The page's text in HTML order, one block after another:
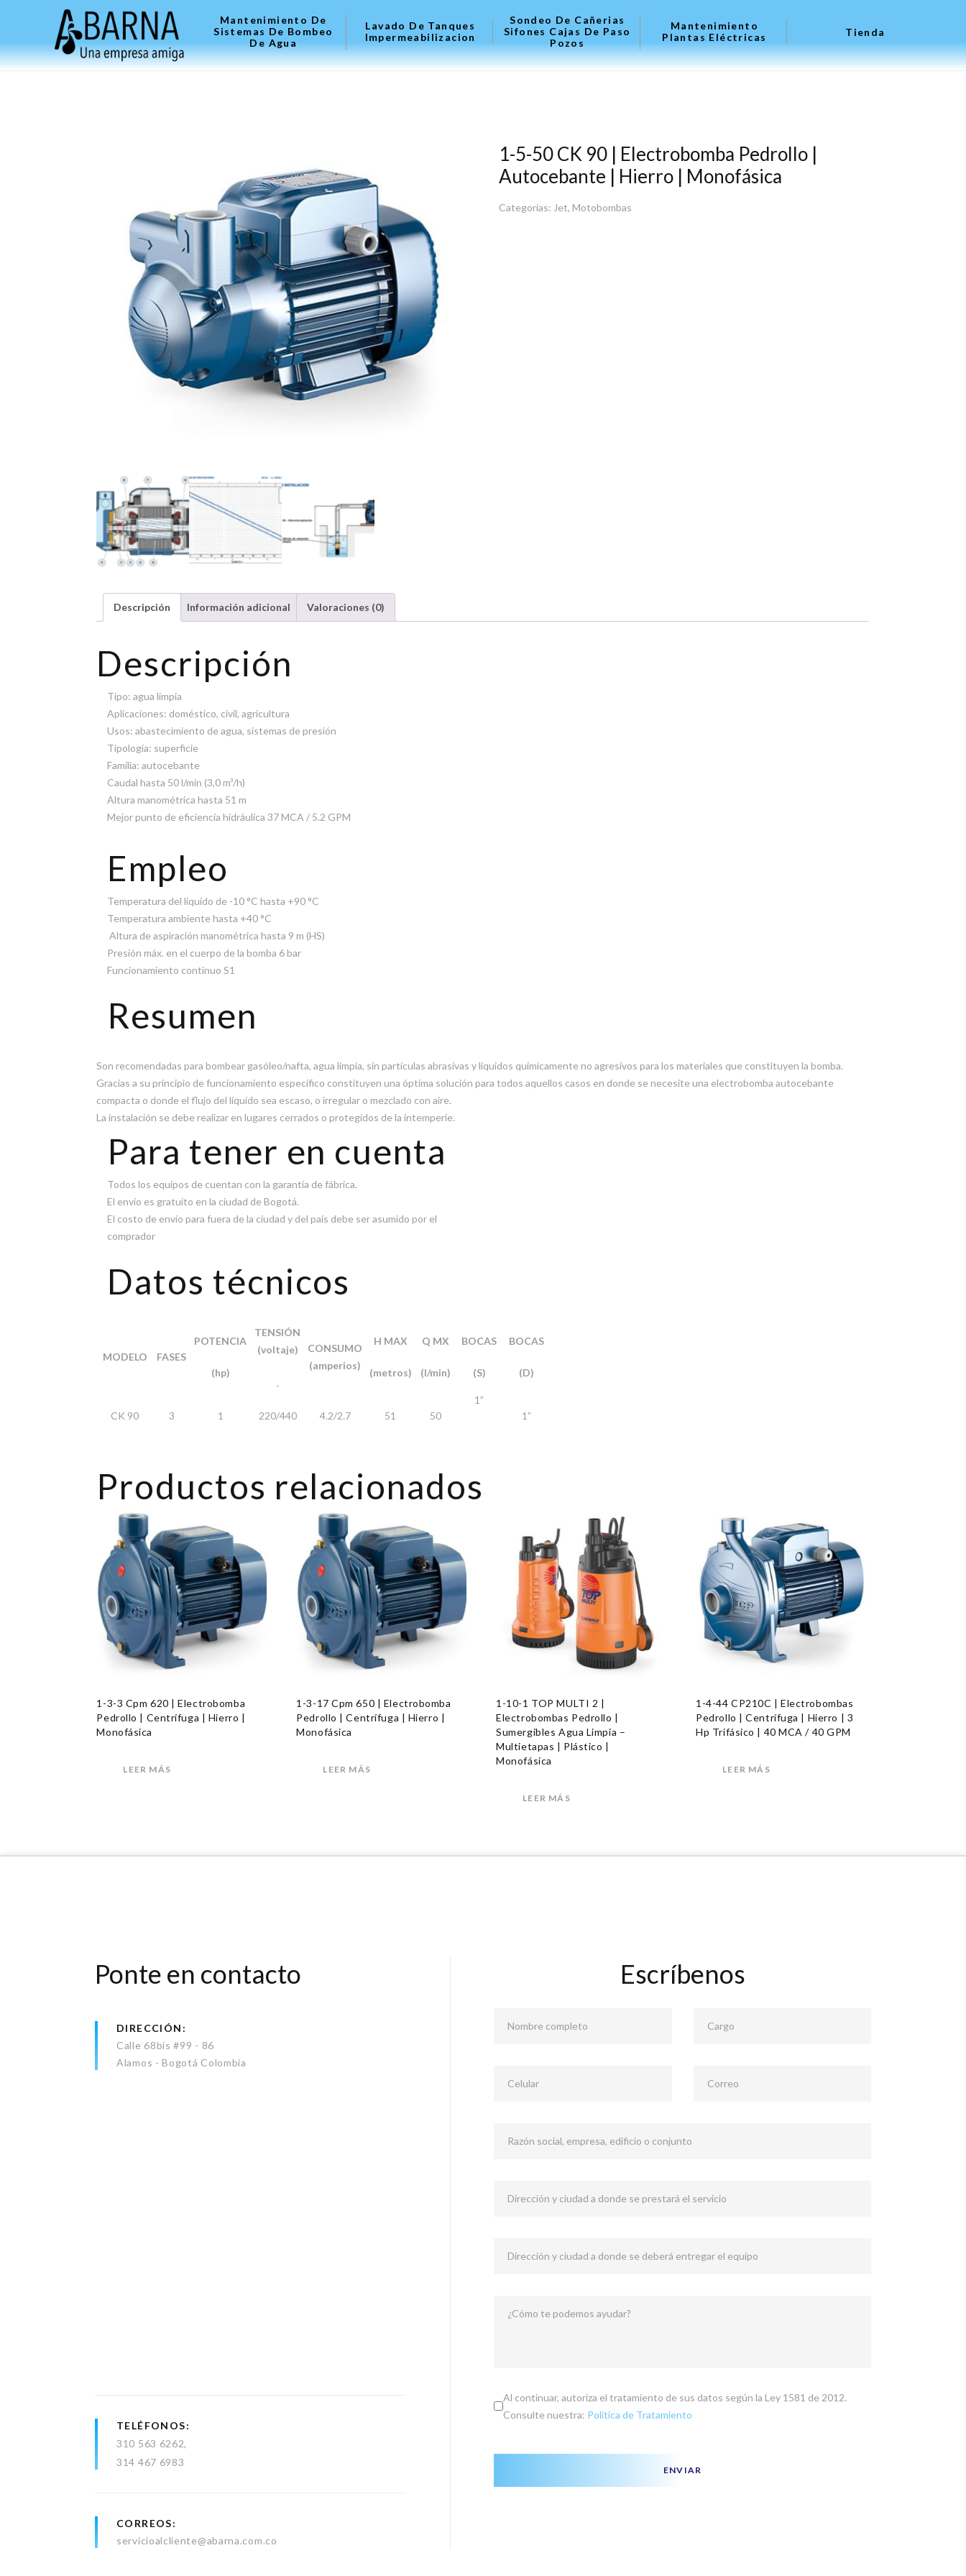
Mantenimiento De
Sistemas De Bombeo
De Agua
Lavado De Tanques
Impermeabilizacion
Sondeo De Cañerias
Sifones Cajas De Paso
Pozos
Mantenimiento
Plantas Eléctricas
Tienda
1-5-50 CK 90 | Electrobomba Pedrollo |
Autocebante | Hierro | Monofásica
Categorías: Jet, Motobombas
Descripción Información adicional Valoraciones (0)
Descripción
Tipo: agua limpia
Aplicaciones: doméstico, civil, agricultura
Usos: abastecimiento de agua, sistemas de presión
Tipología: superficie
Familia: autocebante
Caudal hasta 50 l/min (3,0 m³/h)
Altura manométrica hasta 51 m
Mejor punto de eficiencia hidráulica 37 MCA / 5.2 GPM
Empleo
Temperatura del líquido de -10 °C hasta +90 °C
Temperatura ambiente hasta +40 °C
Altura de aspiración manométrica hasta 9 m (HS)
Presión máx. en el cuerpo de la bomba 6 bar
Funcionamiento continuo S1
Resumen
Son recomendadas para bombear gasóleo/nafta, agua limpia, sin partículas abrasivas y líquidos químicamente no agresivos para los materiales que constituyen la bomba.
Gracias a su principio de funcionamiento específico constituyen una óptima solución para todos aquellos casos en donde se necesite una electrobomba autocebante
compacta o donde el flujo del líquido sea escaso, o irregular o mezclado con aire.
La instalación se debe realizar en lugares cerrados o protegidos de la intemperie.
Para tener en cuenta
Todos los equipos de cuentan con la garantía de fábrica.
El envío es gratuito en la ciudad de Bogotá.
El costo de envío para fuera de la ciudad y del país debe ser asumido por el
comprador
Datos técnicos
MODELO FASES
POTENCIA
(hp)
TENSIÓN
(voltaje)
CONSUMO
(amperios)
H MAX
(metros)
Q MX
(l/min)
BOCAS
(S)
BOCAS
(D)
CK 90 3 1 220/440 4.2/2.7 51 50
1”
1”
Productos relacionados
1-3-3 Cpm 620 | Electrobomba
Pedrollo | Centrífuga | Hierro |
Monofásica
LEER MÁS
1-3-17 Cpm 650 | Electrobomba
Pedrollo | Centrífuga | Hierro |
Monofásica
LEER MÁS
1-10-1 TOP MULTI 2 |
Electrobombas Pedrollo |
Sumergibles Agua Limpia –
Multietapas | Plástico |
Monofásica
LEER MÁS
1-4-44 CP210C | Electrobombas
Pedrollo | Centrífuga | Hierro | 3
Hp Trifásico | 40 MCA / 40 GPM
LEER MÁS
Ponte en contacto
DIRECCIÓN
Calle 68bis #99 - 86
Alamos - Bogotá Colombia
TELÉFONOS
310 563 6262
314 467 6983
CORREOS
servicioalcliente@abarna.com.co
Escríbenos
Nombre completo Cargo
Celular Correo
Razón social, empresa, edificio o conjunto
Dirección y ciudad a donde se prestará el servicio
Dirección y ciudad a donde se deberá entregar el equipo
¿Cómo te podemos ayudar?
Al continuar, autoriza el tratamiento de sus datos según la Ley 1581 de 2012.
Consulte nuestra: Política de Tratamiento
ENVIAR